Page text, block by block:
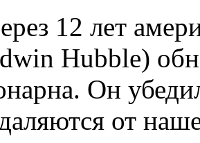
12 лет
Hubble)
Он
от